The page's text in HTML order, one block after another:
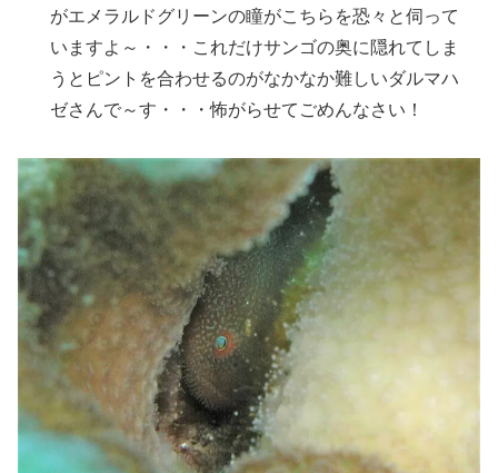
がエメラルドグリーンの瞳がこちらを恐々と伺って
いますよ～・・・これだけサンゴの奥に隠れてしま
うとピントを合わせるのがなかなか難しいダルマハ
ゼさんで～す・・・怖がらせてごめんなさい！